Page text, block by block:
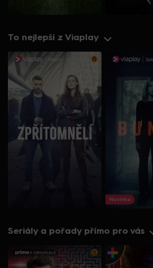
To nejlepší z Viaplay
Novinka
Seriály a pořady přímo pro vás